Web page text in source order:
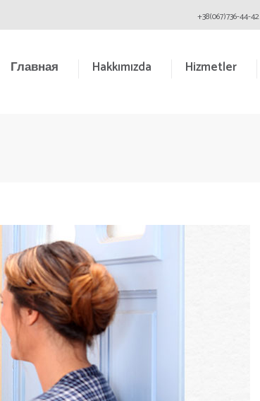
+38(067)736-44-42
Главная Hakkımızda Hizmetler